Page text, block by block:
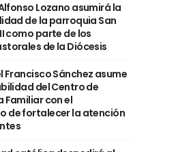
Lozano asumirá la
de la parroquia San
como parte de los
de la Diócesis
Francisco Sánchez asume
del Centro de
Familiar con el
de fortalecer la atención